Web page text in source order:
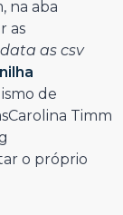
na aba
as
as csv
o próprio